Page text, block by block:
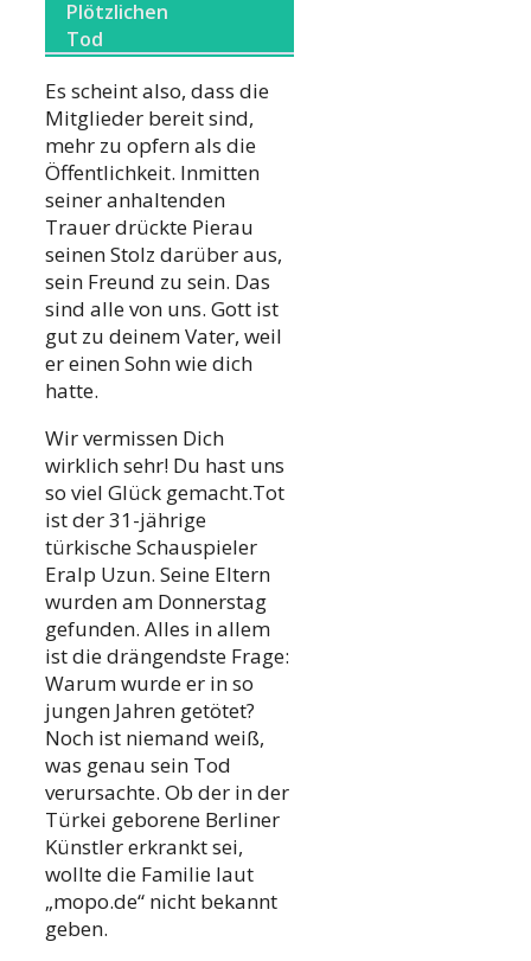
Plötzlichen
Tod
Es scheint also, dass die
Mitglieder bereit sind,
mehr zu opfern als die
Öffentlichkeit. Inmitten
seiner anhaltenden
Trauer drückte Pierau
seinen Stolz darüber aus,
sein Freund zu sein. Das
sind alle von uns. Gott ist
gut zu deinem Vater, weil
er einen Sohn wie dich
hatte.
Wir vermissen Dich
wirklich sehr! Du hast uns
so viel Glück gemacht.Tot
ist der 31-jährige
türkische Schauspieler
Eralp Uzun. Seine Eltern
wurden am Donnerstag
gefunden. Alles in allem
ist die drängendste Frage:
Warum wurde er in so
jungen Jahren getötet?
Noch ist niemand weiß,
was genau sein Tod
verursachte. Ob der in der
Türkei geborene Berliner
Künstler erkrankt sei,
wollte die Familie laut
„mopo.de“ nicht bekannt
geben.